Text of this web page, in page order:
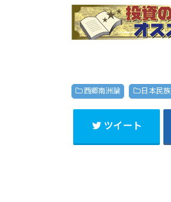
西郷南洲論 日本民族
ツイート